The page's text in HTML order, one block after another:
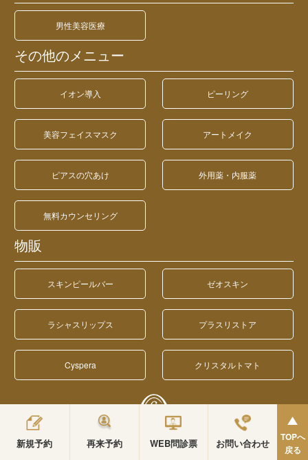
新規予約 再来予約 WEB問診票 お問い合わせ
TOPへ
戻る
男性美容医療
その他のメニュー
イオン導入 ピーリング
美容フェイスマスク アートメイク
ピアスの穴あけ 外用薬・内服薬
無料カウンセリング
物販
スキンピールバー ゼオスキン
ラシャスリップス プラスリストア
Cyspera クリスタルトマト